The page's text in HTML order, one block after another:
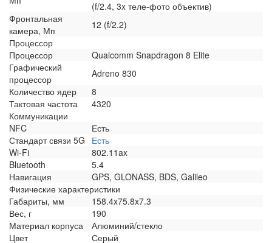
(f/2.4, 3x теле-фото объектив)
Фронтальная
камера, Мп
12 (f/2.2)
Процессор
Процессор
Qualcomm Snapdragon 8 Elite
Графический
процессор
Adreno 830
Количество ядер
8
Тактовая частота
4320
Коммуникации
NFC
Есть
Стандарт связи 5G
Есть
Wi-Fi
802.11ax
Bluetooth
5.4
Навигация
GPS, GLONASS, BDS, Galileo
Физические характеристики
Габариты, мм
158.4x75.8x7.3
Вес, г
190
Материал корпуса
Алюминий/стекло
Цвет
Серый